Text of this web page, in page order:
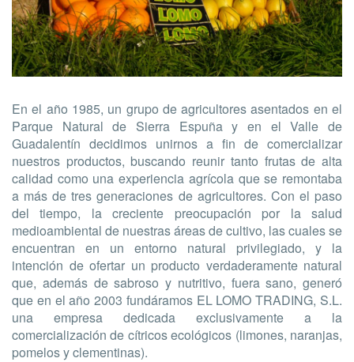
En el año 1985, un grupo de agricultores asentados en el
Parque Natural de Sierra Espuña y en el Valle de
Guadalentín decidimos unirnos a fin de comercializar
nuestros productos, buscando reunir tanto frutas de alta
calidad como una experiencia agrícola que se remontaba
a más de tres generaciones de agricultores. Con el paso
del tiempo, la creciente preocupación por la salud
medioambiental de nuestras áreas de cultivo, las cuales se
encuentran en un entorno natural privilegiado, y la
intención de ofertar un producto verdaderamente natural
que, además de sabroso y nutritivo, fuera sano, generó
que en el año 2003 fundáramos EL LOMO TRADING, S.L.
una empresa dedicada exclusivamente a la
comercialización de cítricos ecológicos (limones, naranjas,
pomelos y clementinas).